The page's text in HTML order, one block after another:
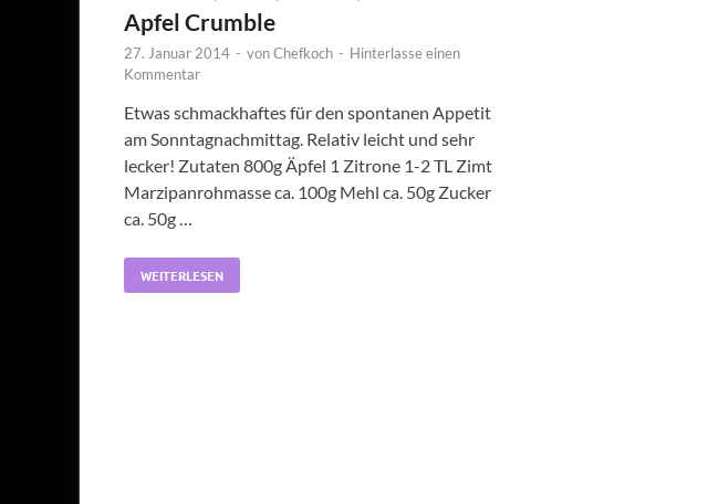
Apfel Crumble
27. Januar 2014 - vonChefkoch - Hinterlasse einen
Kommentar
Etwas schmackhaftes für den spontanen Appetit
am Sonntagnachmittag. Relativ leicht und sehr
lecker! Zutaten 800g Äpfel 1 Zitrone 1-2 TL Zimt
Marzipanrohmasse ca. 100g Mehl ca. 50g Zucker
ca. 50g …
WEITERLESEN